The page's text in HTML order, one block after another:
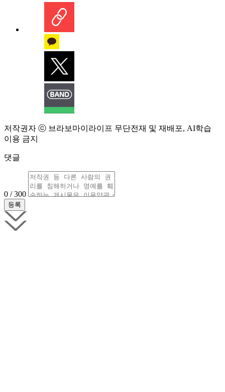
저작권자 ⓒ 브라보마이라이프 무단전재 및 재배포, AI학습
이용 금지
댓글
0 / 300